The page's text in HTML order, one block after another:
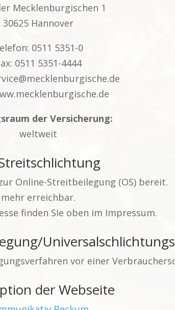
Mecklenburgischen 1
30625 Hannover
0511 5351-0
0511 5351-4444
der Versicherung:
weltweit
zur Online-Streitbeilegung (OS)
mehr erreichbar.
finden Sie oben im Impressum.
vor einer
der Webseite